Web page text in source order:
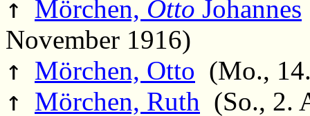
↑ Mörchen, Otto Johannes
November 1916)
↑ Mörchen, Otto (Mo.,
↑ Mörchen, Ruth (So., 2.